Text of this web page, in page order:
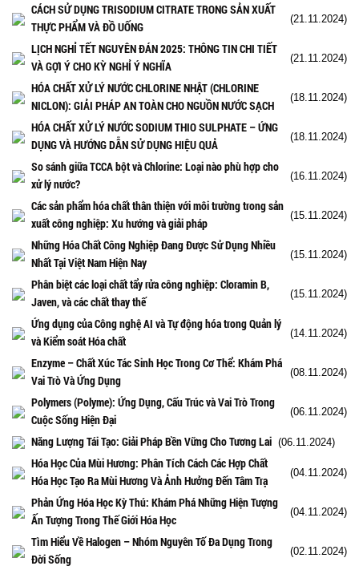
CÁCH SỬ DỤNG TRISODIUM CITRATE TRONG SẢN XUẤT
THỰC PHẨM VÀ ĐỒ UỐNG
(21.11.2024)
LỊCH NGHỈ TẾT NGUYÊN ĐÁN 2025: THÔNG TIN CHI TIẾT
VÀ GỢI Ý CHO KỲ NGHỈ Ý NGHĨA
(21.11.2024)
HÓA CHẤT XỬ LÝ NƯỚC CHLORINE NHẬT (CHLORINE
NICLON): GIẢI PHÁP AN TOÀN CHO NGUỒN NƯỚC SẠCH
(18.11.2024)
HÓA CHẤT XỬ LÝ NƯỚC SODIUM THIO SULPHATE – ỨNG
DỤNG VÀ HƯỚNG DẪN SỬ DỤNG HIỆU QUẢ
(18.11.2024)
So sánh giữa TCCA bột và Chlorine: Loại nào phù hợp cho
xử lý nước?
(16.11.2024)
Các sản phẩm hóa chất thân thiện với môi trường trong sản
xuất công nghiệp: Xu hướng và giải pháp
(15.11.2024)
Những Hóa Chất Công Nghiệp Đang Được Sử Dụng Nhiều
Nhất Tại Việt Nam Hiện Nay
(15.11.2024)
Phân biệt các loại chất tẩy rửa công nghiệp: Cloramin B,
Javen, và các chất thay thế
(15.11.2024)
Ứng dụng của Công nghệ AI và Tự động hóa trong Quản lý
và Kiểm soát Hóa chất
(14.11.2024)
Enzyme – Chất Xúc Tác Sinh Học Trong Cơ Thể: Khám Phá
Vai Trò Và Ứng Dụng
(08.11.2024)
Polymers (Polyme): Ứng Dụng, Cấu Trúc và Vai Trò Trong
Cuộc Sống Hiện Đại
(06.11.2024)
Năng Lượng Tái Tạo: Giải Pháp Bền Vững Cho Tương Lai (06.11.2024)
Hóa Học Của Mùi Hương: Phân Tích Cách Các Hợp Chất
Hóa Học Tạo Ra Mùi Hương Và Ảnh Hưởng Đến Tâm Trạ
(04.11.2024)
Phản Ứng Hóa Học Kỳ Thú: Khám Phá Những Hiện Tượng
Ấn Tượng Trong Thế Giới Hóa Học
(04.11.2024)
Tìm Hiểu Về Halogen – Nhóm Nguyên Tố Đa Dụng Trong
Đời Sống
(02.11.2024)